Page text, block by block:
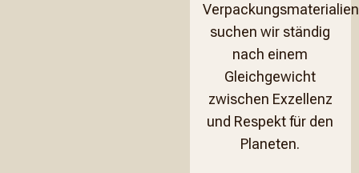
Verpackungsmaterialien
suchen wir ständig
nach einem
Gleichgewicht
zwischen Exzellenz
und Respekt für den
Planeten.